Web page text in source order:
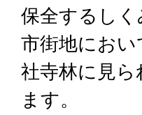
保全するしく
市街地にお
社寺林に見
ます。